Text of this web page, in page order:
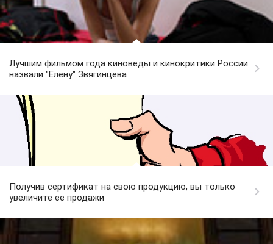
Лучшим фильмом года киноведы и кинокритики России
назвали "Елену" Звягинцева
Получив сертификат на свою продукцию, вы только
увеличите ее продажи